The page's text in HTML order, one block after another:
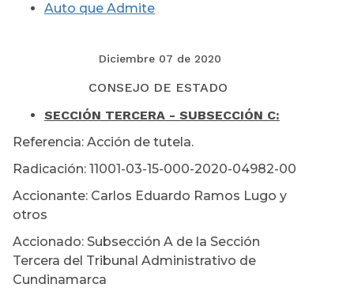
Auto que Admite
Diciembre 07 de 2020
CONSEJO DE ESTADO
SECCIÓN TERCERA - SUBSECCIÓN C:
Referencia: Acción de tutela.
Radicación: 11001-03-15-000-2020-04982-00
Accionante: Carlos Eduardo Ramos Lugo y
otros
Accionado: Subsección A de la Sección
Tercera del Tribunal Administrativo de
Cundinamarca